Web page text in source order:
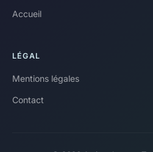
Accueil
LÉGAL
Mentions légales
Contact